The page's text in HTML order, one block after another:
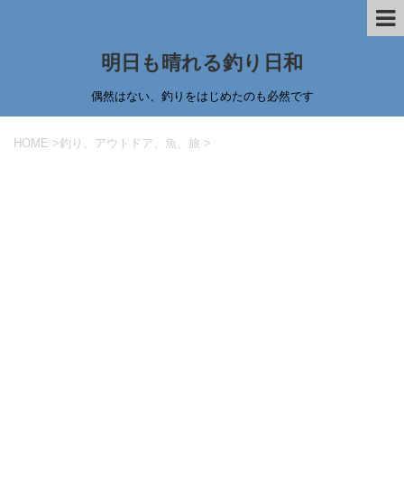
明日も晴れる釣り日和
偶然はない、釣りをはじめたのも必然です
HOME >釣り、アウトドア、魚、旅 >